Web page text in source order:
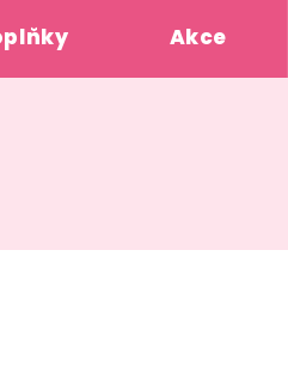
Akce